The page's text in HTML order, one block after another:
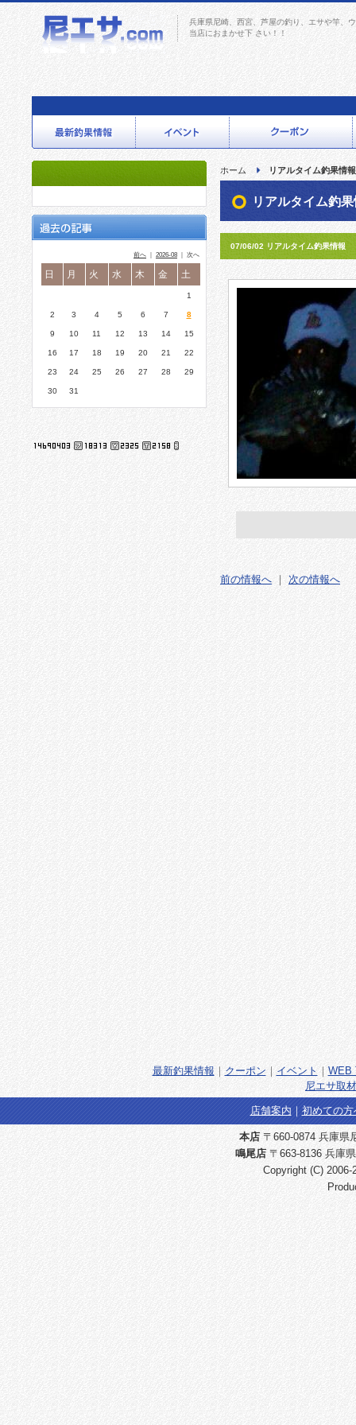
兵庫県尼崎、西宮、芦屋の釣り、エサや竿、
当店におまかせ下 さい！！
前へ 2026-08 ｜ 次へ
日 月 火 水 木 金 土
1
2 3 4 5 6 7 8
9 10 11 12 13 14 15
16 17 18 19 20 21 22
23 24 25 26 27 28 29
30 31
ホーム リアルタイム釣果情報
リアルタイム釣
07/06/02 リアルタイム釣果情報
前の情報へ ｜ 次の情報へ
最新釣果情報 ｜ クーポン ｜ イベント ｜ WEB
尼エサ取
店舗案内 ｜ 初めての方
本店〒660-0874 兵庫県
鳴尾店 〒663-8136 兵庫
Copyright (C) 2006-